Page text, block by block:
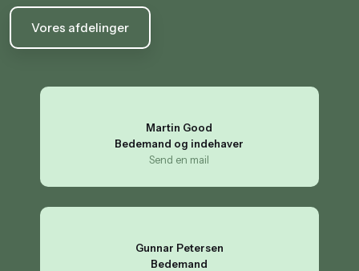
Vores afdelinger
Martin Good
​Bedemand og indehaver
Send en mail
Gunnar Petersen
Bedemand